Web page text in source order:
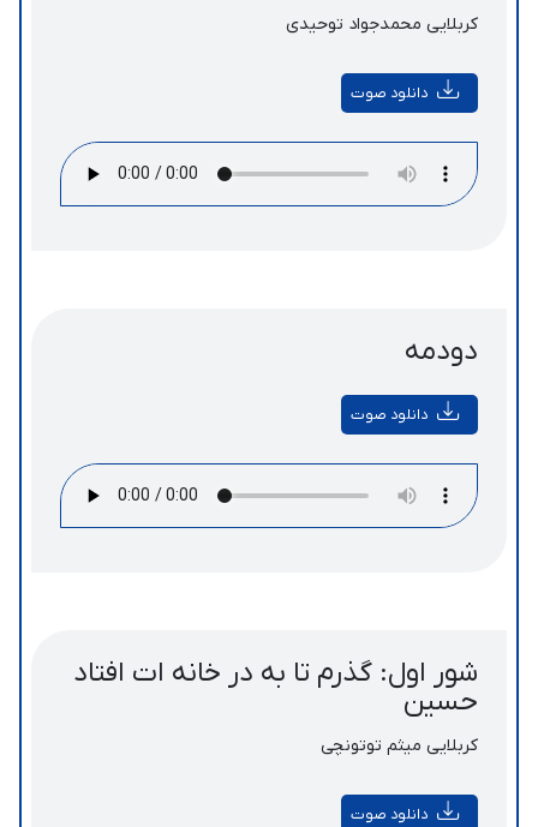
کربلایی محمدجواد توحیدی
دانلود صوت
دودمه
دانلود صوت
شور اول: گذرم تا به در خانه ات افتاد
حسین
کربلایی میثم توتونچی
دانلود صوت